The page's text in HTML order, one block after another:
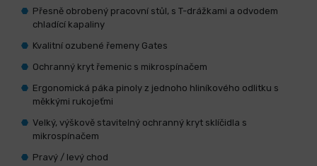
Přesně obrobený pracovní stůl, s T-drážkami a odvodem
chladící kapaliny
Kvalitní ozubené řemeny Gates
Ochranný kryt řemenic s mikrospínačem
Ergonomická páka pinoly z jednoho hliníkového odlitku s
měkkými rukojeťmi
Velký, výškově stavitelný ochranný kryt sklíčidla s
mikrospínačem
Pravý / levý chod